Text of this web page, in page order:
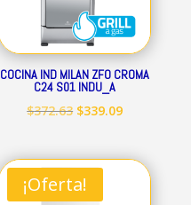
COCINA IND MILAN ZFO CROMA
C24 S01 INDU_A
$372.63 El
original
era:
$339.09El
actual
¡Oferta!